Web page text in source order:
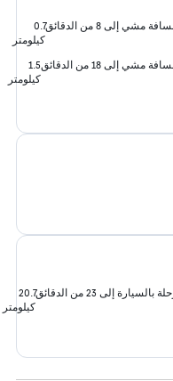
مشي إلى 8 من الدقائق
0.7
كيلومتر
مشي إلى 18 من الدقائق
1.5
كيلومتر
بالسيارة إلى 23 من الدقائق
20.7
كيلومتر